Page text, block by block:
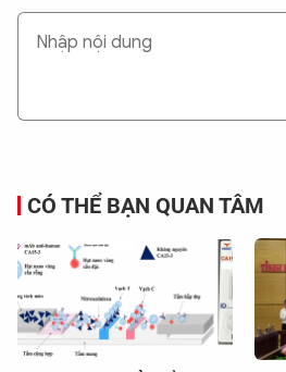
CÓ THỂ BẠN QUAN TÂM